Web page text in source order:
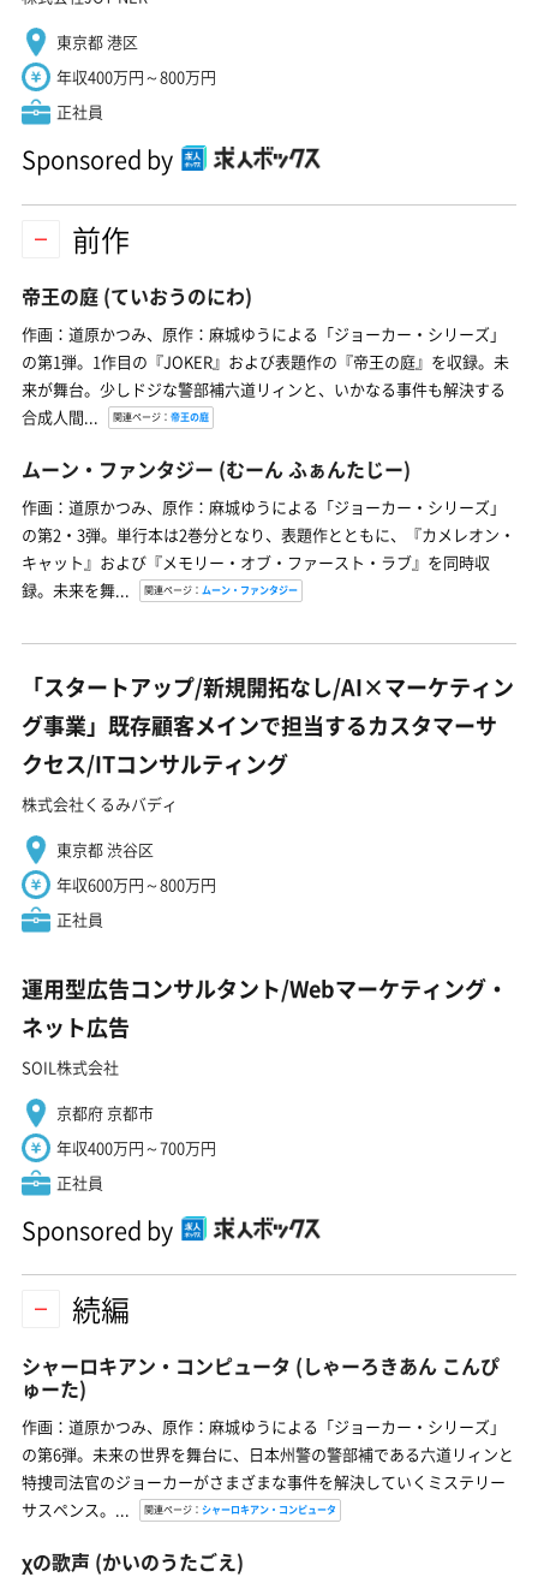
東京都 港区
年収400万円～800万円
正社員
Sponsored by
前作
帝王の庭 (ていおうのにわ)
作画：道原かつみ、原作：麻城ゆうによる「ジョーカー・シリーズ」
の第1弾。1作目の『JOKER』および表題作の『帝王の庭』を収録。未
来が舞台。少しドジな警部補六道リィンと、いかなる事件も解決する
合成人間...
関連ページ： 帝王の庭
ムーン・ファンタジー (むーん ふぁんたじー)
作画：道原かつみ、原作：麻城ゆうによる「ジョーカー・シリーズ」
の第2・3弾。単行本は2巻分となり、表題作とともに、『カメレオン・
キャット』および『メモリー・オブ・ファースト・ラブ』を同時収
録。未来を舞...
関連ページ： ムーン・ファンタジー
「スタートアップ/新規開拓なし/AI×マーケティン
グ事業」既存顧客メインで担当するカスタマーサ
クセス/ITコンサルティング
株式会社くるみバディ
東京都 渋谷区
年収600万円～800万円
正社員
運用型広告コンサルタント/Webマーケティング・
ネット広告
SOIL株式会社
京都府 京都市
年収400万円～700万円
正社員
Sponsored by
続編
シャーロキアン・コンピュータ (しゃーろきあん こんぴ
ゅーた)
作画：道原かつみ、原作：麻城ゆうによる「ジョーカー・シリーズ」
の第6弾。未来の世界を舞台に、日本州警の警部補である六道リィンと
特捜司法官のジョーカーがさまざまな事件を解決していくミステリー
サスペンス。...
関連ページ： シャーロキアン・コンピュータ
χの歌声 (かいのうたごえ)